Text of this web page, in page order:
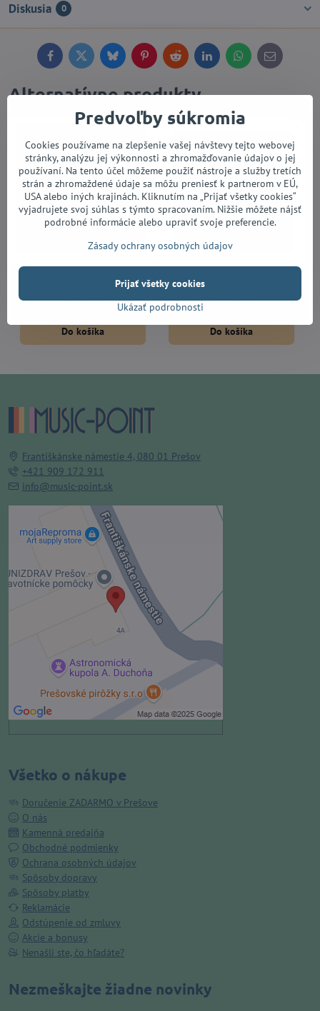
Diskusia 0
FacebookTwitterBlueskyPinterestReddit LinkedInWhatsApp
E-
mail
Alternatívne produkty
Thomastik Alphayue AL100
25,52 €
Do košíka
Thomastik Superflexible TH15
40,95 €
Do košíka
Františkánske námestie 4, 080 01 Prešov
+421 909 172 911
info@music-point.sk
Externý obsah je blokovaný
Voľbami súkromia
Prajete si načítať externý obsah?
Povoliť tentokrát
Povoliť a zapamätať - súhlas s
druhom cookie: Funkčné
Otvoriť obsah v novom okne
Všetko o nákupe
Doručenie ZADARMO v Prešove
O nás
Kamenná predajňa
Obchodné podmienky
Ochrana osobných údajov
Spôsoby dopravy
Spôsoby platby
Reklamácie
Odstúpenie od zmluvy
Akcie a bonusy
Nenašli ste, čo hľadáte?
Nezmeškajte žiadne novinky
Predvoľby súkromia
Cookies používame na zlepšenie vašej návštevy tejto webovej
stránky, analýzu jej výkonnosti a zhromažďovanie údajov o jej
používaní. Na tento účel môžeme použiť nástroje a služby tretích
strán a zhromaždené údaje sa môžu preniesť k partnerom v EÚ,
USA alebo iných krajinách. Kliknutím na „Prijať všetky cookies“
vyjadrujete svoj súhlas s týmto spracovaním. Nižšie môžete nájsť
podrobné informácie alebo upraviť svoje preferencie.
Zásady ochrany osobných údajov
Ukázať podrobnosti
Prijať všetky cookies